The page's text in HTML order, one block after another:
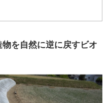
を自然に逆に戻すビオ